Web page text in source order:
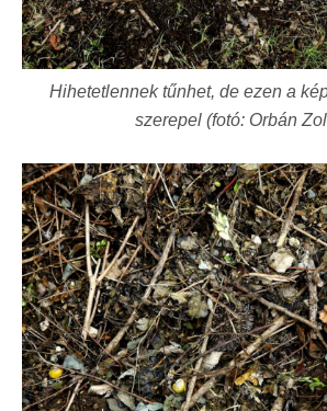
Hihetetlennek tűnhet, de ezen a
szerepel (fotó: Orbán